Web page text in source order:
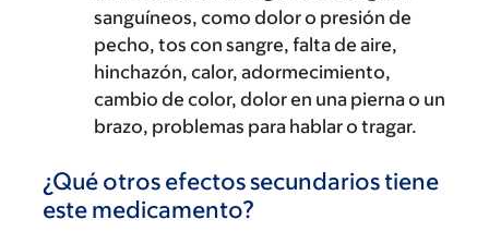
sanguíneos, como dolor o presión de
pecho, tos con sangre, falta de aire,
hinchazón, calor, adormecimiento,
cambio de color, dolor en una pierna o un
brazo, problemas para hablar o tragar.
¿Qué otros efectos secundarios tiene
este medicamento?